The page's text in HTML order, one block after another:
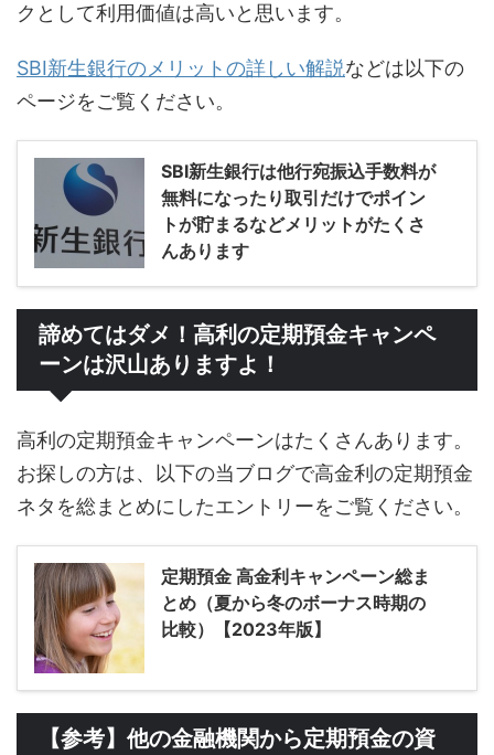
クとして利用価値は高いと思います。
SBI新生銀行のメリットの詳しい解説などは以下の
ページをご覧ください。
SBI新生銀行は他行宛振込手数料が
無料になったり取引だけでポイン
トが貯まるなどメリットがたくさ
んあります
諦めてはダメ！高利の定期預金キャンペ
ーンは沢山ありますよ！
高利の定期預金キャンペーンはたくさんあります。
お探しの方は、以下の当ブログで高金利の定期預金
ネタを総まとめにしたエントリーをご覧ください。
定期預金 高金利キャンペーン総ま
とめ（夏から冬のボーナス時期の
比較）【2023年版】
【参考】他の金融機関から定期預金の資